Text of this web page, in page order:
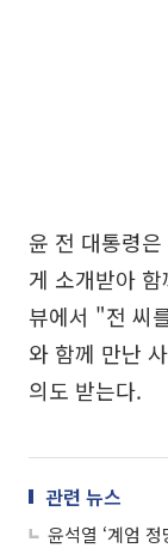
윤 전 대통령
게 소개받아
뷰에서 "전 씨
와 함께 만난
의도 받는다.
관련 뉴스